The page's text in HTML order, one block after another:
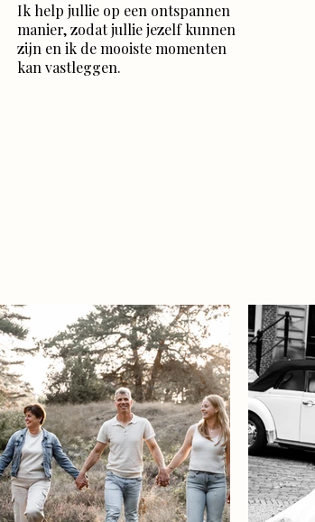
Ik help jullie op een ontspannen
manier, zodat jullie jezelf kunnen
zijn en ik de mooiste momenten
kan vastleggen.